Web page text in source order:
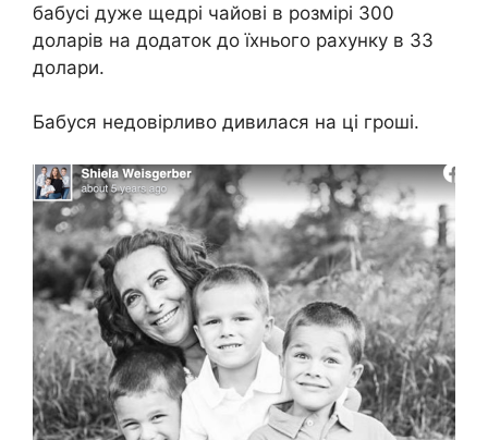
бабусі дуже щедрі чайові в розмірі 300
доларів на додаток до їхнього рахунку в 33
долари.
Бабуся недовірливо дивилася на ці гроші.